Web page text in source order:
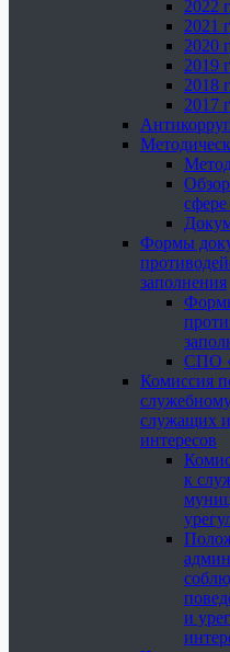
2022
2021
2020
2019
2018
2017
Формы
заполнения
СПО
Комиссия
служащих
интересов
к
и